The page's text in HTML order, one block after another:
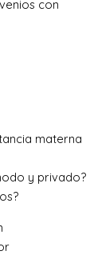
con
materna
y privado?